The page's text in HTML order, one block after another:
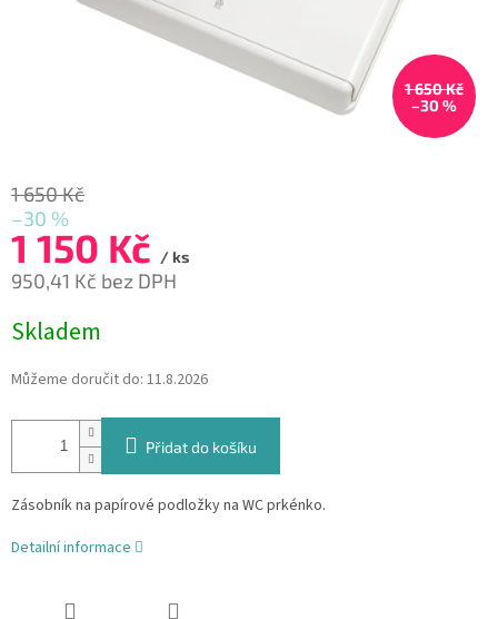
1 650 Kč
–30 %
1 650 Kč
–30 %
1 150 Kč / ks
950,41 Kč bez DPH
cena:
Skladem
Můžeme doručit do: 11.8.2026
Přidat do košíku
Zásobník na papírové podložky na WC prkénko.
Detailní informace